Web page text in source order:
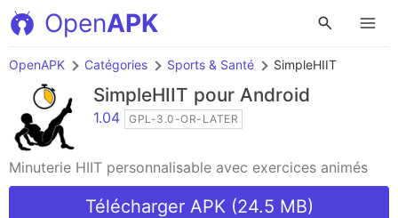
OpenAPK
OpenAPK Catégories Sports & Santé SimpleHIIT
SimpleHIIT pour Android
1.04 GPL-3.0-OR-LATER
Minuterie HIIT personnalisable avec exercices animés
Télécharger APK (24.5 MB)